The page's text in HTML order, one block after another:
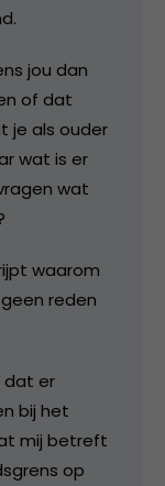
jou dan
of dat
je als ouder
wat is er
wat
waarom
reden
dat er
bij het
mij betreft
op